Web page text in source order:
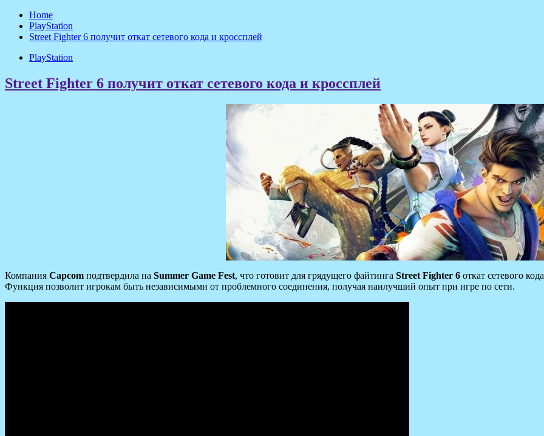
Home
PlayStation
Street Fighter 6 получит откат сетевого кода и кроссплей
PlayStation
Street Fighter 6 получит откат сетевого кода и кроссплей
Компания Capcom подтвердила на Summer Game Fest, что готовит для грядущего файтинга Street Fighter 6 откат сетевого
Функция позволит игрокам быть независимыми от проблемного соединения, получая наилучший опыт при игре по сети.